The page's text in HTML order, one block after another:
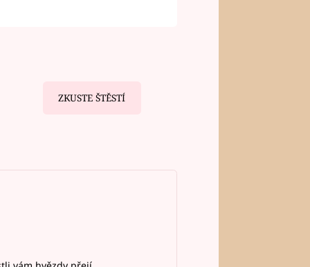
ZKUSTE ŠTĚSTÍ